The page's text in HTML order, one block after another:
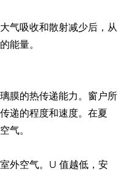
气吸收和散射减少后，从
能量。
膜的热传递能力。窗户所
递的程度和速度。在夏
气。
外空气。U 值越低，安